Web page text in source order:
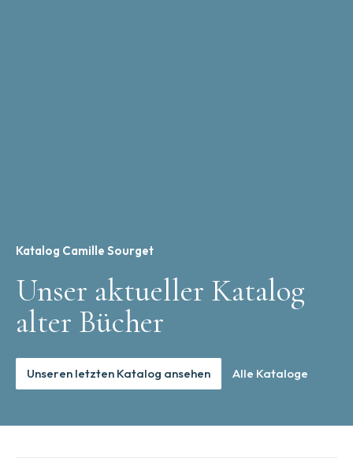
Katalog Camille Sourget
Unser aktueller Katalog
alter Bücher
Unseren letzten Katalog ansehen Alle Kataloge